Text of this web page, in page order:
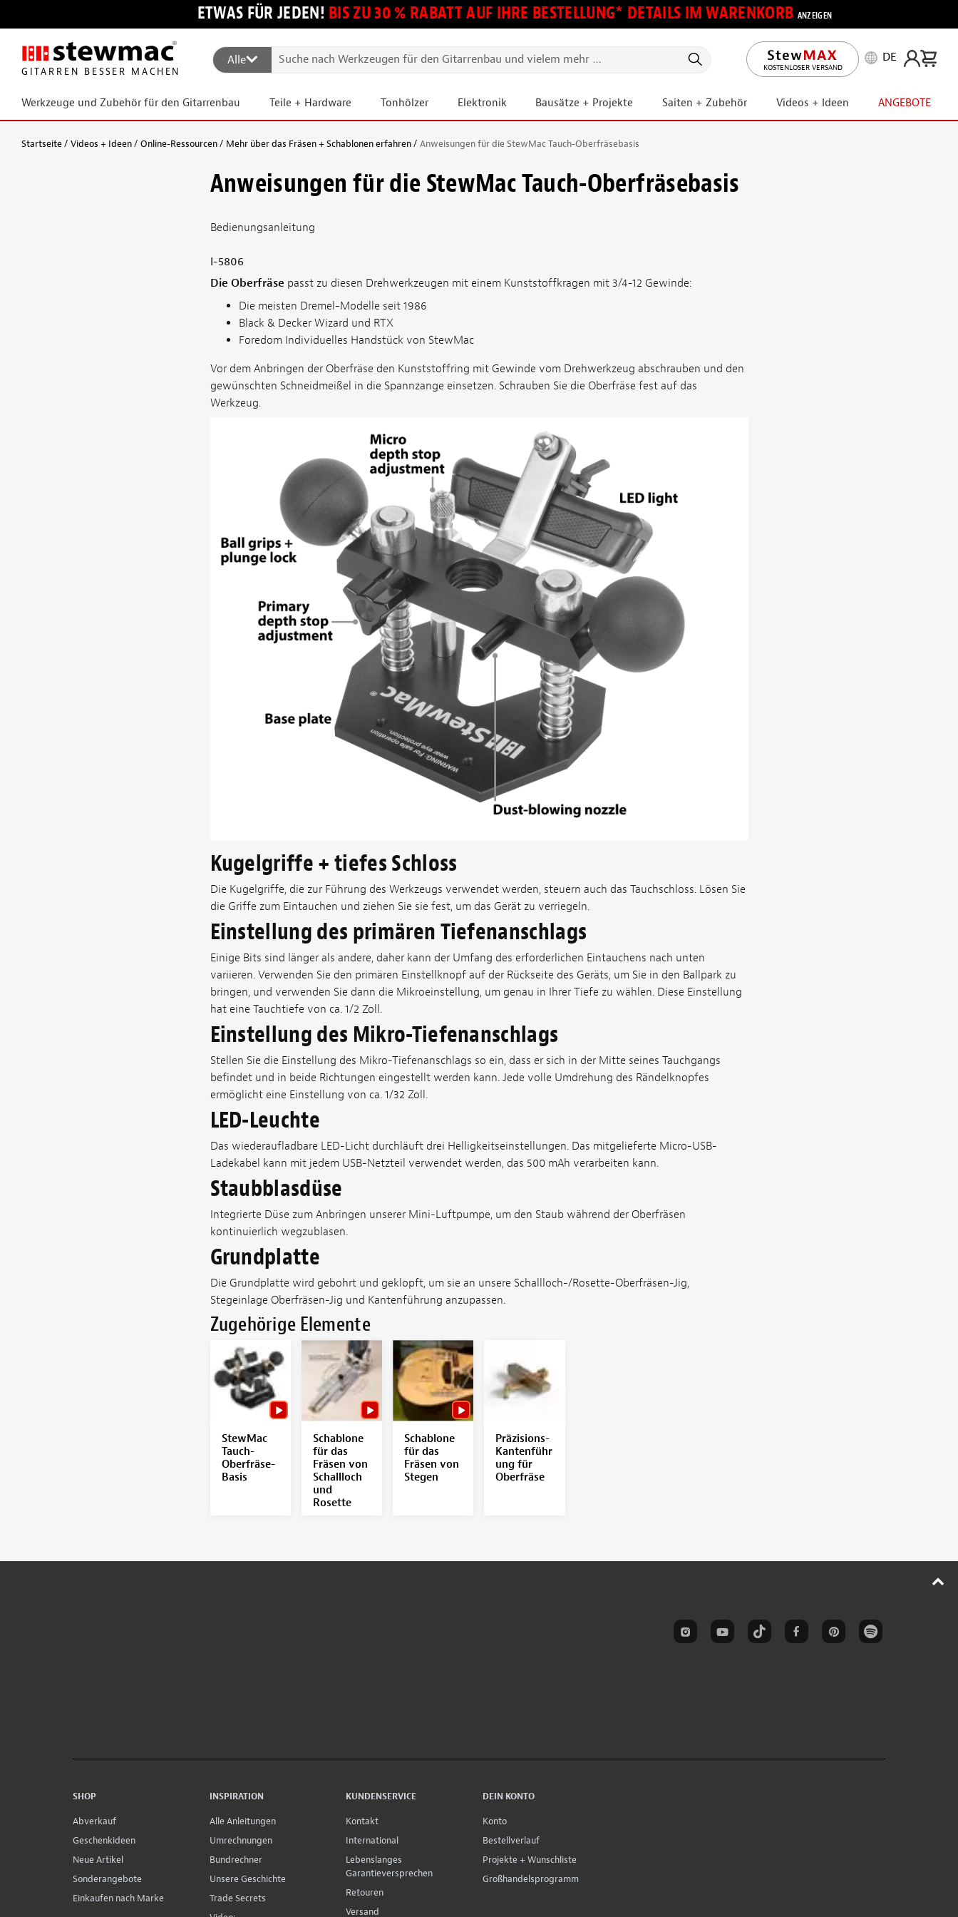
ETWAS FÜR JEDEN! BIS ZU 30 % RABATT AUF IHRE BESTELLUNG* DETAILS IM WARENKORB ANZEIGEN
GITARREN BESSER MACHEN
Alle
KOSTENLOSER VERSAND
DE
Werkzeuge und Zubehör für den Gitarrenbau Teile + Hardware Tonhölzer Elektronik Bausätze + Projekte Saiten + Zubehör Videos + Ideen ANGEBOTE
Startseite Videos + Ideen Online-Ressourcen Mehr über das Fräsen + Schablonen erfahren Anweisungen für die StewMac Tauch-Oberfräsebasis
Anweisungen für die StewMac Tauch-Oberfräsebasis
Bedienungsanleitung
I-5806
Die Oberfräse passt zu diesen Drehwerkzeugen mit einem Kunststoffkragen mit 3/4-12 Gewinde:
Die meisten Dremel-Modelle seit 1986
Black & Decker Wizard und RTX
Foredom Individuelles Handstück von StewMac
Vor dem Anbringen der Oberfräse den Kunststoffring mit Gewinde vom Drehwerkzeug abschrauben und den
gewünschten Schneidmeißel in die Spannzange einsetzen. Schrauben Sie die Oberfräse fest auf das
Werkzeug.
Kugelgriffe + tiefes Schloss
Die Kugelgriffe, die zur Führung des Werkzeugs verwendet werden, steuern auch das Tauchschloss. Lösen Sie
die Griffe zum Eintauchen und ziehen Sie sie fest, um das Gerät zu verriegeln.
Einstellung des primären Tiefenanschlags
Einige Bits sind länger als andere, daher kann der Umfang des erforderlichen Eintauchens nach unten
variieren. Verwenden Sie den primären Einstellknopf auf der Rückseite des Geräts, um Sie in den Ballpark zu
bringen, und verwenden Sie dann die Mikroeinstellung, um genau in Ihrer Tiefe zu wählen. Diese Einstellung
hat eine Tauchtiefe von ca. 1/2 Zoll.
Einstellung des Mikro-Tiefenanschlags
Stellen Sie die Einstellung des Mikro-Tiefenanschlags so ein, dass er sich in der Mitte seines Tauchgangs
befindet und in beide Richtungen eingestellt werden kann. Jede volle Umdrehung des Rändelknopfes
ermöglicht eine Einstellung von ca. 1/32 Zoll.
LED-Leuchte
Das wiederaufladbare LED-Licht durchläuft drei Helligkeitseinstellungen. Das mitgelieferte Micro-USB-
Ladekabel kann mit jedem USB-Netzteil verwendet werden, das 500 mAh verarbeiten kann.
Staubblasdüse
Integrierte Düse zum Anbringen unserer Mini-Luftpumpe, um den Staub während der Oberfräsen
kontinuierlich wegzublasen.
Grundplatte
Die Grundplatte wird gebohrt und geklopft, um sie an unsere Schallloch-/Rosette-Oberfräsen-Jig,
Stegeinlage Oberfräsen-Jig und Kantenführung anzupassen.
Zugehörige Elemente
StewMac
Tauch-
Oberfräse-
Basis
Schablone
für das
Fräsen von
Schallloch
und
Rosette
Schablone
für das
Fräsen von
Stegen
Präzisions-
Kantenführ
ung für
Oberfräse
SHOP
Abverkauf
Geschenkideen
Neue Artikel
Sonderangebote
Einkaufen nach Marke
INSPIRATION
Alle Anleitungen
Umrechnungen
Bundrechner
Unsere Geschichte
Trade Secrets
KUNDENSERVICE
Kontakt
International
Lebenslanges
Garantieversprechen
Retouren
Versand
DEIN KONTO
Konto
Bestellverlauf
Projekte + Wunschliste
Großhandelsprogramm